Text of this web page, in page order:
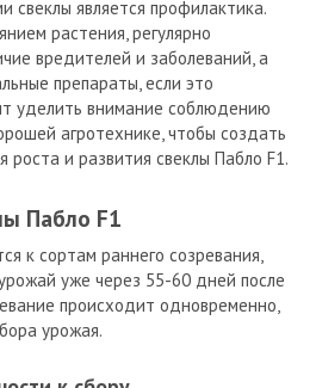
свеклы является профилактика.
растения, регулярно
вредителей и заболеваний, а
препараты, если это
уделить внимание соблюдению
агротехнике, чтобы создать
роста и развития свеклы Пабло F1.
Пабло F1
к сортам раннего созревания,
уже через 55-60 дней после
происходит одновременно,
урожая.